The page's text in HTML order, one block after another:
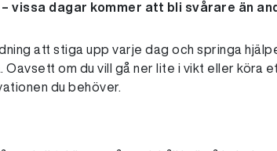
– vissa dagar kommer att bli svårare än
att stiga upp varje dag och springa
Oavsett om du vill gå ner lite i vikt eller köra
du behöver.